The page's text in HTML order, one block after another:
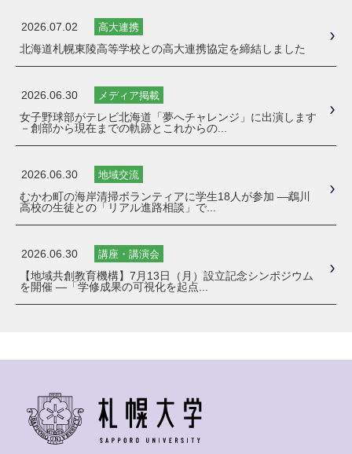
2026.07.02 高大連携
北海道札幌東陵高等学校との高大連携協定を締結しました
2026.06.30 メディア掲載
女子野球部がテレビ北海道「夢へチャレンジ」に出演します
－創部から現在までの軌跡とこれからの...
2026.06.30 地域交流
むかわ町の海岸清掃ボランティアに学生18人が参加 ―鵡川
高校の生徒との「リアル進路相談」で...
2026.06.30 講座・講演会
【地域共創教育機構】7月13日（月）設立記念シンポジウム
を開催 ―「学修成果の可視化を起点...